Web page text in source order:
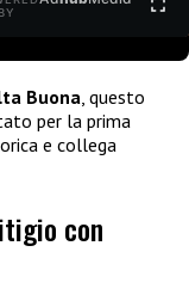
BY
Buona , questo
per la prima
e collega
con